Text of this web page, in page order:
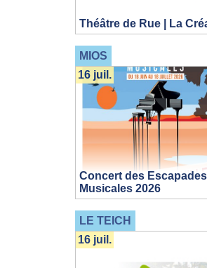
Théâtre de Rue | La
MIOS
Concert des Escapades
Musicales 2026
16 juil.
LE TEICH
16 juil.